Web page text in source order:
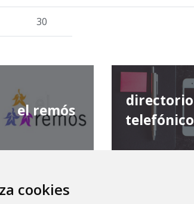
cookies
30
el remós
directorio
telefónico